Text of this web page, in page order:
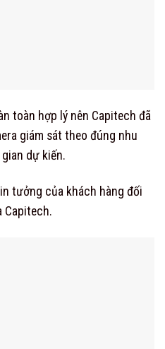
toàn hợp lý nên Capitech đã
giám sát theo đúng nhu
dự kiến.
tưởng của khách hàng đối
Capitech.